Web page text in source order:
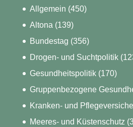
Allgemein (450)
Altona (139)
Bundestag (356)
Drogen- und Suchtpolitik
Gesundheitspolitik(170)
Gruppenbezogene
Kranken- und
Meeres- und Küstenschutz